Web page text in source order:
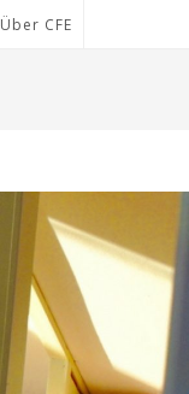
Über CFE